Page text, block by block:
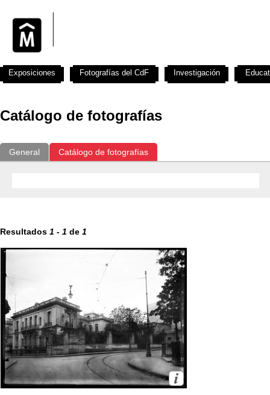
Catálogo de fotografías
General Catálogo de fotografías
Resultados 1 - 1 de 1
Exposiciones Fotografías del CdF Investigación